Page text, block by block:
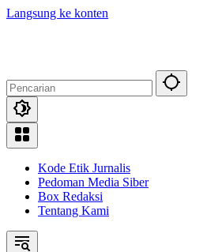
Langsung ke konten
Kode Etik Jurnalis
Pedoman Media Siber
Box Redaksi
Tentang Kami